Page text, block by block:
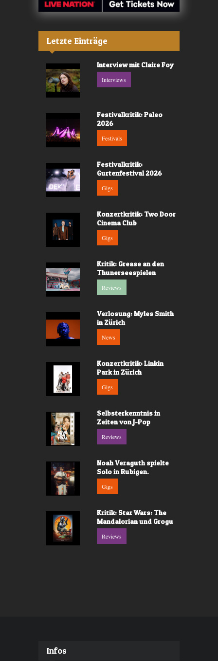
Letzte Einträge
Interview mit Claire Foy
Interviews
Festivalkritik: Paleo
2026
Festivals
Festivalkritik:
Gurtenfestival 2026
Gigs
Konzertkritik: Two Door
Cinema Club
Gigs
Kritik: Grease an den
Thunerseespielen
Reviews
Verlosung: Myles Smith
in Zürich
News
Konzertkritik: Linkin
Park in Zürich
Gigs
Selbsterkenntnis in
Zeiten von J-Pop
Reviews
Noah Veraguth spielte
Solo in Rubigen.
Gigs
Kritik: Star Wars: The
Mandalorian und Grogu
Reviews
Infos